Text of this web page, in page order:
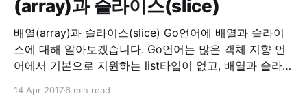
(array)과 슬라이스(slice)
배열(array)과 슬라이스(slice) Go언어에 배열과 슬라이
스에 대해 알아보겠습니다. Go언어는 많은 객체 지향 언
어에서 기본으로 지원하는 list타입이 없고, 배열과 슬라이
를 선언하고, 타입(type) 뒤에 초기화 할 값을 넣어줍니
14 Apr 20176 min read